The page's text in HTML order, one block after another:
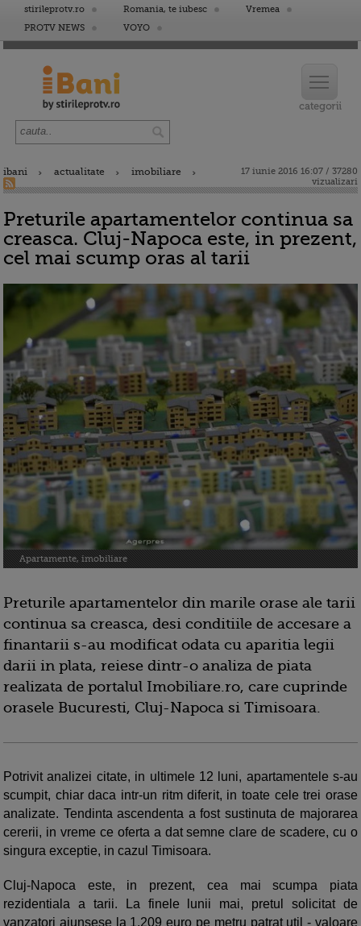
stirileprotv.ro Romania, te iubesc
Vremea
PROTV NEWS
VOYO
ibani actualitate imobiliare
17 iunie 2016 16:07 / 37280
vizualizari
Preturile apartamentelor continua sa
creasca. Cluj-Napoca este, in prezent,
cel mai scump oras al tarii
Apartamente, imobiliare
Preturile apartamentelor din marile orase ale tarii
continua sa creasca, desi conditiile de accesare a
finantarii s-au modificat odata cu aparitia legii
darii in plata, reiese dintr-o analiza de piata
realizata de portalul Imobiliare.ro, care cuprinde
orasele Bucuresti, Cluj-Napoca si Timisoara.
Potrivit analizei citate, in ultimele 12 luni, apartamentele s-au
scumpit, chiar daca intr-un ritm diferit, in toate cele trei orase
analizate. Tendinta ascendenta a fost sustinuta de majorarea
cererii, in vreme ce oferta a dat semne clare de scadere, cu o
singura exceptie, in cazul Timisoara.
Cluj-Napoca este, in prezent, cea mai scumpa piata
rezidentiala a tarii. La finele lunii mai, pretul solicitat de
vanzatori ajunsese la 1.209 euro pe metru patrat util - valoare